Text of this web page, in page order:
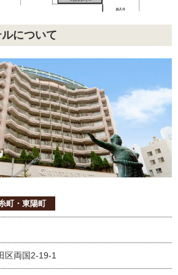
について
町・東陽町
区両国2-19-1